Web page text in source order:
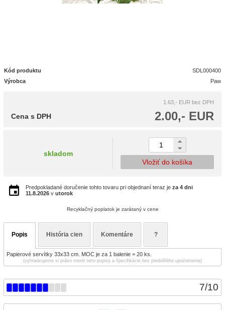
7/10
Kód produktu
SDL000400
Výrobca
Paw
1.63,- EUR bez DPH
2.00,- EUR
Cena s DPH
skladom
Vložiť do košíka
Predpokladané doručenie tohto tovaru pri objednaní teraz je za 4 dni
11.8.2026 v utorok
Recyklačný poplatok je zarátaný v cene
Popis História cien Komentáre ?
Papierové servítky 33x33 cm. MOC je za 1 balenie = 20 ks.
(vyhradzujeme si právo meniť tieto popisy a špecifikácie bez predošlého upozornenia)